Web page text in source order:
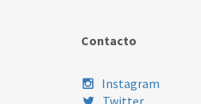
Contacto
Instagram
Twitter